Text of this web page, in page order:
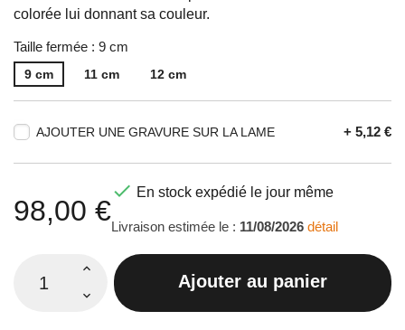
colorée lui donnant sa couleur.
Taille fermée : 9 cm
9 cm 11 cm 12 cm
AJOUTER UNE GRAVURE SUR LA LAME + 5,12 €
98,00 €
 En stock expédié le jour même
Livraison estimée le : 11/08/2026 détail
Ajouter au panier